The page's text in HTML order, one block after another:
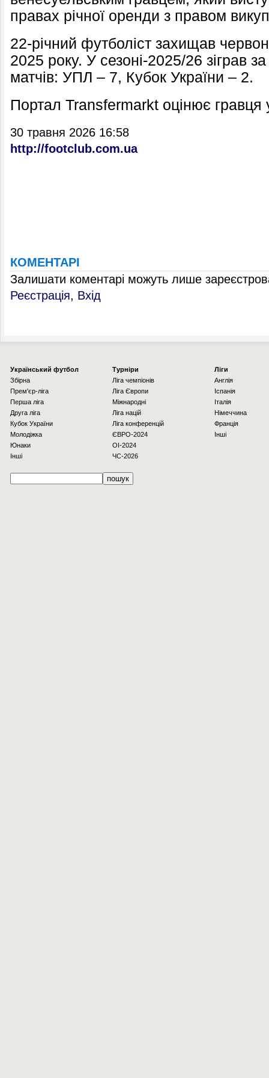
правах річної оренди з правом
22-річний футболіст захищав
2025 року. У сезоні-2025/26 зіграв
матчів: УПЛ – 7, Кубок України – 2.
Портал Transfermarkt оцінює гравця
30 травня 2026 16:58
http://footclub.com.ua
КОМЕНТАРІ
Залишати коментарі можуть лише
Реєстрація, Вхід
Українcький футбол
Збірна
Прем'єр-ліга
Перша ліга
Друга ліга
Кубок України
Молодіжка
Юнаки
Інші
Турніри
Ліга чемпіонів
Ліга Європи
Міжнародні
Ліга націй
Ліга конференцій
ЄВРО-2024
OI-2024
ЧС-2026
Ліги
Англія
Іспанія
Італія
Німеччина
Франція
Інші